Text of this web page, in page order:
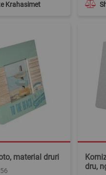
Krahasimet
material druri
dru,